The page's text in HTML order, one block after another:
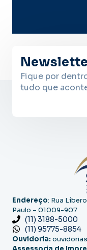
Fique por
tudo que
Endereço: Rua
Paulo – 01009-907
(11) 3188-5000
(11) 95775-8854
Ouvidoria: